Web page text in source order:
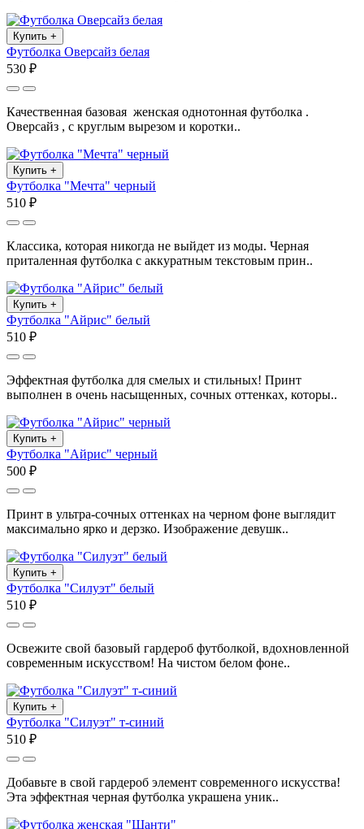
Купить +
Футболка Оверсайз белая
530 ₽
Качественная базовая женская однотонная футболка .
Оверсайз , с круглым вырезом и коротки..
Купить +
Футболка "Мечта" черный
510 ₽
Классика, которая никогда не выйдет из моды. Черная
приталенная футболка с аккуратным текстовым прин..
Купить +
Футболка "Айрис" белый
510 ₽
Эффектная футболка для смелых и стильных! Принт
выполнен в очень насыщенных, сочных оттенках, которы..
Купить +
Футболка "Айрис" черный
500 ₽
Принт в ультра-сочных оттенках на черном фоне выглядит
максимально ярко и дерзко. Изображение девушк..
Купить +
Футболка "Силуэт" белый
510 ₽
Освежите свой базовый гардероб футболкой, вдохновленной
современным искусством! На чистом белом фоне..
Купить +
Футболка "Силуэт" т-синий
510 ₽
Добавьте в свой гардероб элемент современного искусства!
Эта эффектная черная футболка украшена уник..